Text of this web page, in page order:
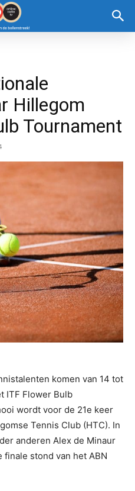
Hillegom
Tournament
komen van 14 tot
ITF Flower Bulb
wordt voor de 21e keer
Tennis Club (HTC). In
anderen Alex de Minaur
finale stond van het ABN